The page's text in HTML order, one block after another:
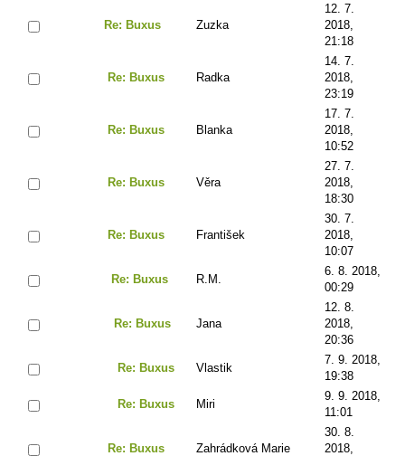
Re: Buxus Zuzka
12. 7.
2018,
21:18
Re: Buxus Radka
14. 7.
2018,
23:19
Re: Buxus Blanka
17. 7.
2018,
10:52
Re: Buxus Věra
27. 7.
2018,
18:30
Re: Buxus František
30. 7.
2018,
10:07
Re: Buxus R.M.
6. 8. 2018,
00:29
Re: Buxus Jana
12. 8.
2018,
20:36
Re: Buxus Vlastik
7. 9. 2018,
19:38
Re: Buxus Miri
9. 9. 2018,
11:01
Re: Buxus Zahrádková Marie
30. 8.
2018,